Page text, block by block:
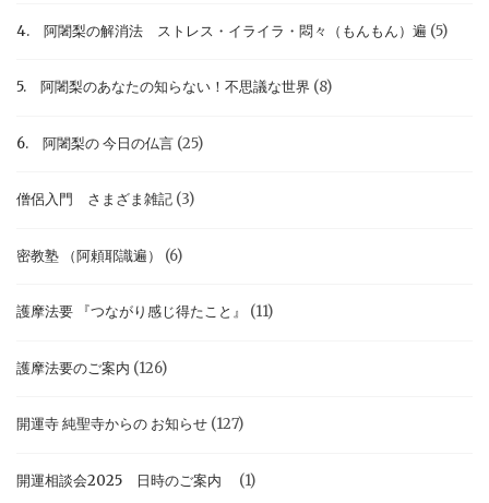
4. 阿闍梨の解消法 ストレス・イライラ・悶々（もんもん）遍 (5)
5. 阿闍梨のあなたの知らない！不思議な世界 (8)
6. 阿闍梨の 今日の仏言 (25)
僧侶入門 さまざま雑記 (3)
密教塾 （阿頼耶識遍） (6)
護摩法要 『つながり感じ得たこと』 (11)
護摩法要のご案内 (126)
開運寺 純聖寺からの お知らせ (127)
開運相談会2025 日時のご案内 (1)